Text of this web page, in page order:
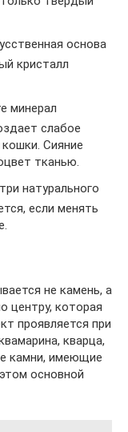
основа
кристалл
минерал
слабое
Сияние
тканью.
натурального
если менять
не камень, а
центру, которая
проявляется при
кварца,
камни, имеющие
основной